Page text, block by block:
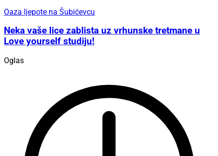
Oaza ljepote na Šubićevcu
Neka vaše lice zablista uz vrhunske tretmane u
Love yourself studiju!
Oglas